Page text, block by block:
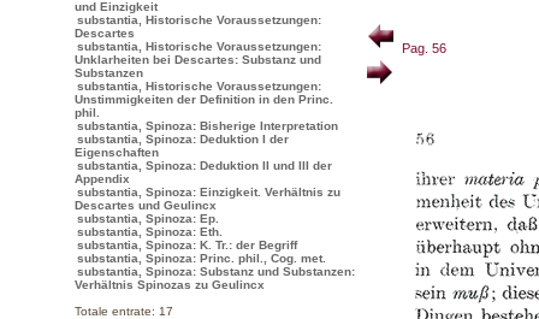
und Einzigkeit
substantia, Historische Voraussetzungen:
Descartes
substantia, Historische Voraussetzungen:
Unklarheiten bei Descartes: Substanz und
Substanzen
substantia, Historische Voraussetzungen:
Unstimmigkeiten der Definition in den Princ.
phil.
substantia, Spinoza: Bisherige Interpretation
substantia, Spinoza: Deduktion I der
Eigenschaften
substantia, Spinoza: Deduktion II und III der
Appendix
substantia, Spinoza: Einzigkeit. Verhältnis zu
Descartes und Geulincx
substantia, Spinoza: Ep.
substantia, Spinoza: Eth.
substantia, Spinoza: K. Tr.: der Begriff
substantia, Spinoza: Princ. phil., Cog. met.
substantia, Spinoza: Substanz und Substanzen:
Verhältnis Spinozas zu Geulincx
Totale entrate: 17
Pag. 56